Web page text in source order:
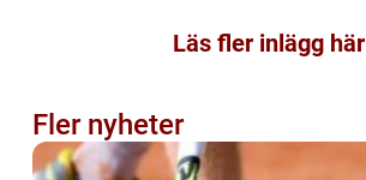
Läs fler inlägg här
Fler nyheter